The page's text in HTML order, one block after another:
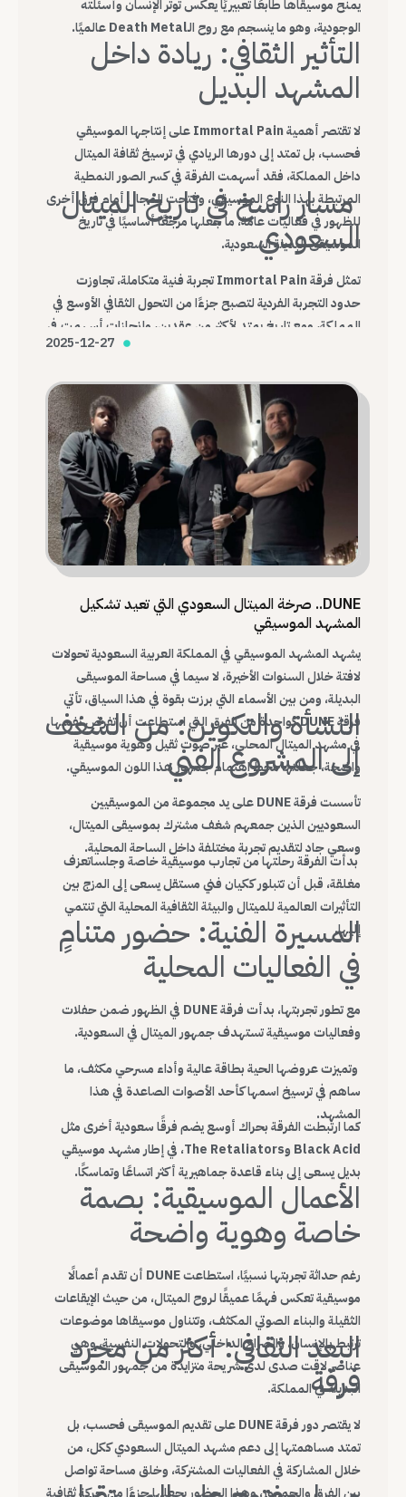
يمنح موسيقاها طابعًا تعبيريًا يعكس توتر الإنسان وأسئلته
الوجودية، وهو ما ينسجم مع روح الـDeath Metal عالميًا.
التأثير الثقافي: ريادة داخل
المشهد البديل
لا تقتصر أهمية Immortal Pain على إنتاجها الموسيقي
فحسب، بل تمتد إلى دورها الريادي في ترسيخ ثقافة الميتال
داخل المملكة، فقد أسهمت الفرقة في كسر الصور النمطية
المرتبطة بهذا النوع الموسيقي، وفتحت المجال أمام فرق أخرى
للظهور في فعاليات عامة، ما جعلها مرجعًا أساسيًا في تاريخ
الموسيقى البديلة السعودية.
مسار راسخ في تاريخ الميتال
السعودي
تمثل فرقة Immortal Pain تجربة فنية متكاملة، تجاوزت
حدود التجربة الفردية لتصبح جزءًا من التحول الثقافي الأوسع في
المملكة، ومع تاريخ يمتد لأكثر من عقدين، وإنجازات أسهمت في
تغيير شكل المشهد، تظل Immortal Pain واحدة من أهم
2025-12-27
DUNE.. صرخة الميتال السعودي التي تعيد تشكيل
المشهد الموسيقي
يشهد المشهد الموسيقي في المملكة العربية السعودية تحولات
لافتة خلال السنوات الأخيرة، لا سيما في مساحة الموسيقى
البديلة، ومن بين الأسماء التي برزت بقوة في هذا السياق، تأتي
فرقة DUNE كواحدة من الفرق التي استطاعت أن تفرض نفسها
في مشهد الميتال المحلي، عبر صوت ثقيل وهوية موسيقية
واضحة، جعلتها محط اهتمام جمهور هذا اللون الموسيقي.
النشأة والتكوين: من الشغف
إلى المشروع الفني
تأسست فرقة DUNE على يد مجموعة من الموسيقيين
السعوديين الذين جمعهم شغف مشترك بموسيقى الميتال،
وسعي جاد لتقديم تجربة مختلفة داخل الساحة المحلية.
بدأت الفرقة رحلتها من تجارب موسيقية خاصة وجلساتعزف
مغلقة، قبل أن تتبلور ككيان فني مستقل يسعى إلى المزج بين
التأثيرات العالمية للميتال والبيئة الثقافية المحلية التي تنتمي
إليها.
المسيرة الفنية: حضور متنامٍ
في الفعاليات المحلية
مع تطور تجربتها، بدأت فرقة DUNE في الظهور ضمن حفلات
وفعاليات موسيقية تستهدف جمهور الميتال في السعودية.
وتميزت عروضها الحية بطاقة عالية وأداء مسرحي مكثف، ما
ساهم في ترسيخ اسمها كأحد الأصوات الصاعدة في هذا
المشهد.
كما ارتبطت الفرقة بحراك أوسع يضم فرقًا سعودية أخرى مثل
Black Acid وThe Retaliators، في إطار مشهد موسيقي
بديل يسعى إلى بناء قاعدة جماهيرية أكثر اتساعًا وتماسكًا.
الأعمال الموسيقية: بصمة
خاصة وهوية واضحة
رغم حداثة تجربتها نسبيًا، استطاعت DUNE أن تقدم أعمالًا
موسيقية تعكس فهمًا عميقًا لروح الميتال، من حيث الإيقاعات
الثقيلة والبناء الصوتي المكثف، وتتناول موسيقاها موضوعات
ترتبط بالإنسان، والصراع الداخلي، والتحولات النفسية، وهي
عناصر لاقت صدى لدى شريحة متزايدة من جمهور الموسيقى
البديلة في المملكة.
البعد الثقافي: أكثر من مجرد
فرقة
لا يقتصر دور فرقة DUNE على تقديم الموسيقى فحسب، بل
تمتد مساهمتها إلى دعم مشهد الميتال السعودي ككل، من
خلال المشاركة في الفعاليات المشتركة، وخلق مساحة تواصل
بين الفرق والجمهور، وهذا الحضور يجعلها جزءًا من حركة ثقافية